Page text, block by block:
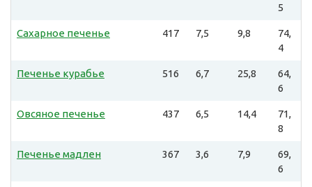
5
Сахарное печенье 417 7,5 9,8
74,
4
Печенье курабье 516 6,7 25,8
64,
6
Овсяное печенье 437 6,5 14,4
71,
8
Печенье мадлен 367 3,6 7,9
69,
6